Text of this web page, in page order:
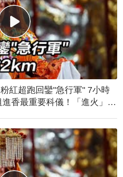
紅超跑回鑾"急行軍" 7小時
香最重要科儀！「進火」儀